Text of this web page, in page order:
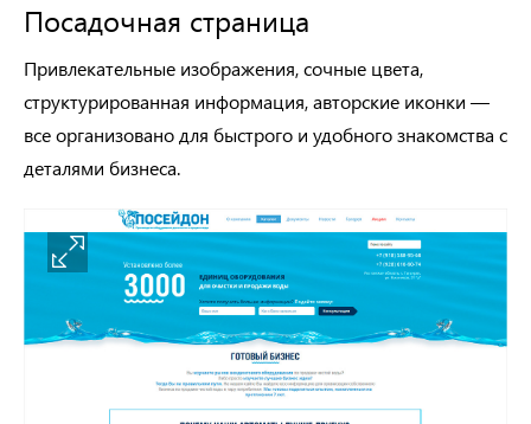
Посадочная страница
Привлекательные изображения, сочные цвета,
структурированная информация, авторские иконки —
все организовано для быстрого и удобного знакомства с
деталями бизнеса.